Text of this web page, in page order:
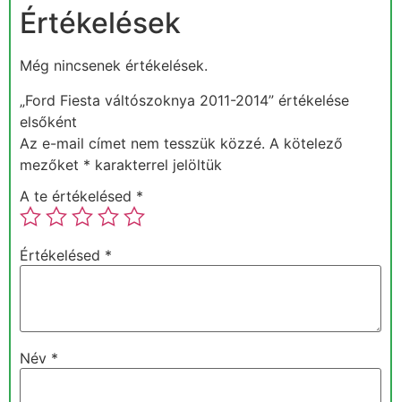
Értékelések
Még nincsenek értékelések.
„Ford Fiesta váltószoknya 2011-2014” értékelése
elsőként
Az e-mail címet nem tesszük közzé. A kötelező
mezőket * karakterrel jelöltük
A te értékelésed *
Értékelésed *
Név *